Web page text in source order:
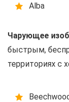
Alba
Чарующее
быстрым,
территориях с